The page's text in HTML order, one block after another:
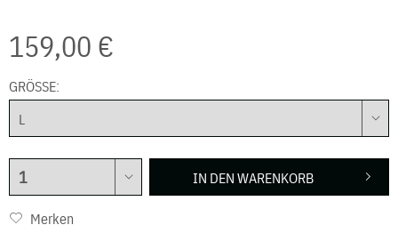
159,00 €
GRÖSSE:
IN DENWARENKORB
Merken